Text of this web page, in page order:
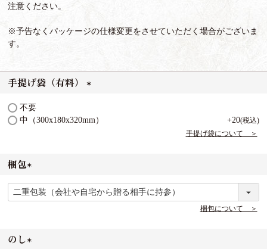
注意ください。
※予告なくパッケージの仕様変更をさせていただく場合がございま
す。
手提げ袋（有料）
不要
中（300x180x320mm）
+20 税込
手提げ袋について ＞
梱包
(
必
梱包について ＞
のし